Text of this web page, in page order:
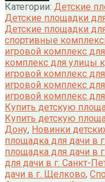
Категории: Детские
Детские площадки
Детские площадки
спортивные
игровой комплекс
комплекс для улицы
игровой комплекс
игровой комплекс
игровой комплекс
Купить детскую
Купить детскую
Дону, Новинки
площадка для дачи в
площадка для дачи в
для дачи в г. Санкт-
дачи в г. Щелково,